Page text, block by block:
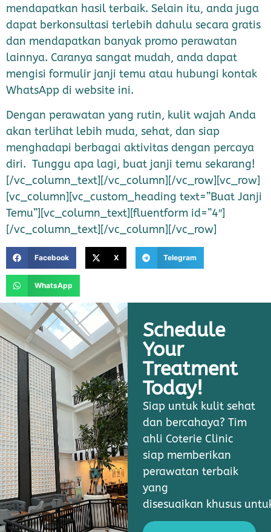
mendapatkan hasil terbaik. Selain itu, anda juga
dapat berkonsultasi terlebih dahulu secara gratis
dan mendapatkan banyak promo perawatan
lainnya. Caranya sangat mudah, anda dapat
mengisi formulir janji temu atau hubungi kontak
WhatsApp di website ini.
Dengan perawatan yang rutin, kulit wajah Anda
akan terlihat lebih muda, sehat, dan siap
menghadapi berbagai aktivitas dengan percaya
diri. Tunggu apa lagi, buat janji temu sekarang!
[/vc_column_text][/vc_column][/vc_row][vc_row]
[vc_column][vc_custom_heading text=”Buat Janji
Temu”][vc_column_text][fluentform id=”4″]
[/vc_column_text][/vc_column][/vc_row]
Facebook X Telegram
WhatsApp
Schedule
Your
Treatment
Today!
Siap untuk kulit sehat
dan bercahaya? Tim
ahli Coterie Clinic
siap memberikan
perawatan terbaik
yang
disesuaikan khusus